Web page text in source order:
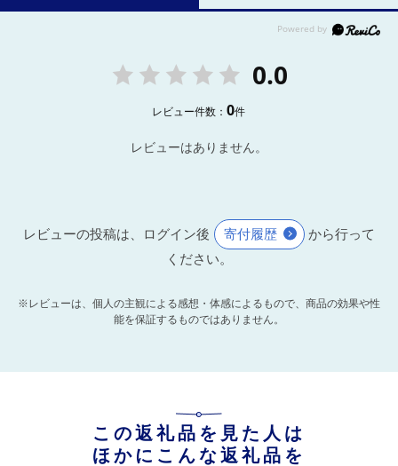
0.0
レビュー件数：0件
レビューはありません。
レビューの投稿は、ログイン後 寄付履歴
から行って
ください。
※レビューは、個人の主観による感想・体感によるもので、商品の効果や性
能を保証するものではありません。
この返礼品を見た人は
ほかにこんな返礼品を